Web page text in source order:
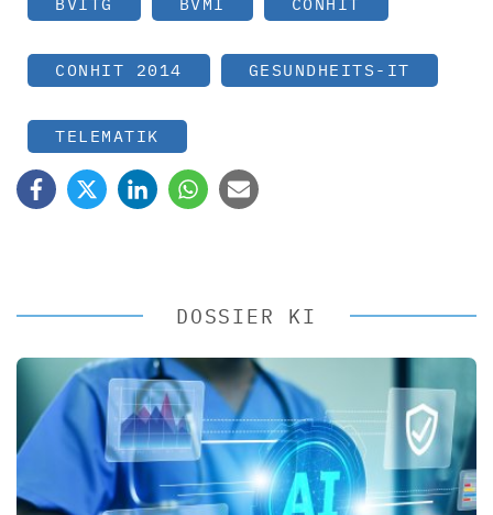
BVITG BVMI CONHIT
CONHIT 2014 GESUNDHEITS-IT
TELEMATIK
DOSSIER KI